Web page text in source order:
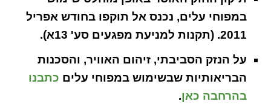
במפוחי עלים, נכנס אל תוקפו בחודש אפריל
2011. (תקנות למניעת מפגעים סע' 13א).
על הנזק הסביבתי, זיהום האוויר, והסכנות
הבריאותיות שבשימוש במפוחי עלים כתבנו
בהרחבה כאן.